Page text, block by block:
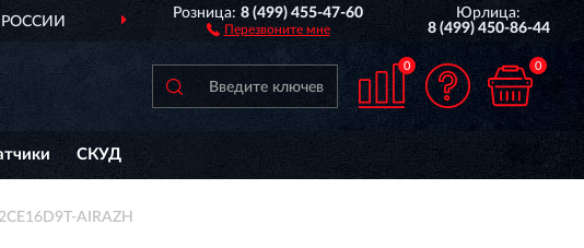
ДОСТАВИМ ПО ВСЕЙ РОССИИ
Розница:8 (499) 455-47-60
Перезвоните мне
Юрлица:
8 (499) 450-86-44
0 0
СКУД
AIRAZH